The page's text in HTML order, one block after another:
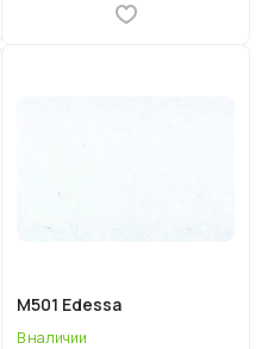
M501 Edessa
В наличии